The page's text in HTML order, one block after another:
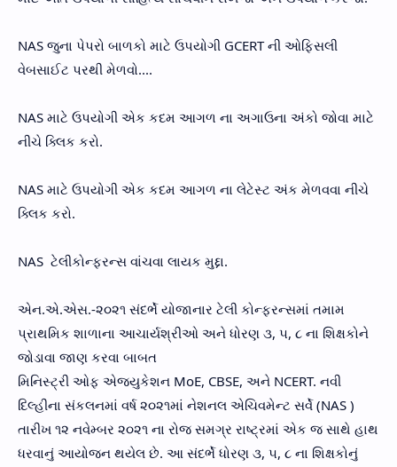
NAS જુના પેપરો બાળકો માટે ઉપયોગી GCERT ની ઓફિસલી
વેબસાઈટ પરથી મેળવો....
NAS માટે ઉપયોગી એક કદમ આગળ ના અગાઉના અંકો જોવા માટે
નીચે ક્લિક કરો.
NAS માટે ઉપયોગી એક કદમ આગળ ના લેટેસ્ટ અંક મેળવવા નીચે
ક્લિક કરો.
NAS ટેલીકોન્ફરન્સ વાંચવા લાયક મુદ્દા.
એન.એ.એસ.-૨૦૨૧ સંદર્ભે યોજાનાર ટેલી કોન્ફરન્સમાં તમામ
પ્રાથમિક શાળાના આચાર્યશ્રીઓ અને ધોરણ ૩, ૫, ૮ ના શિક્ષકોને
જોડાવા જાણ કરવા બાબત
મિનિસ્ટ્રી ઓફ એજ્યુકેશન MoE, CBSE, અને NCERT. નવી
દિલ્હીના સંકલનમાં વર્ષ ૨૦૨૧માં નેશનલ એચિવમેન્ટ સર્વે (NAS )
તારીખ ૧૨ નવેમ્બર ૨૦૨૧ ના રોજ સમગ્ર રાષ્ટ્રમાં એક જ સાથે હાથ
ધરવાનું આયોજન થયેલ છે. આ સંદર્ભે ધોરણ ૩, ૫, ૮ ના શિક્ષકોનું